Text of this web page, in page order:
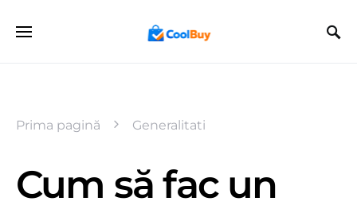
Prima pagină Generalitati
Cum să fac un